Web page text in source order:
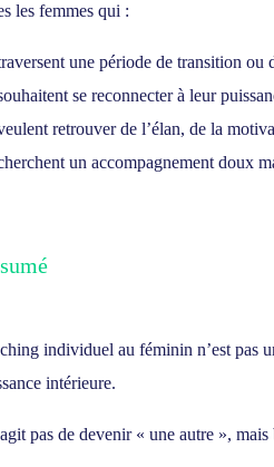
les femmes qui :
une période de transition ou
se reconnecter à leur
retrouver de l’élan, de la
un accompagnement doux
individuel au féminin n’est pas
intérieure.
pas de devenir « une autre »,